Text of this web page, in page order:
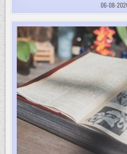
06-08-